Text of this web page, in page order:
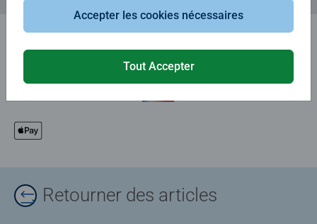
Retourner des articles
Accepter les cookies nécessaires
Tout Accepter